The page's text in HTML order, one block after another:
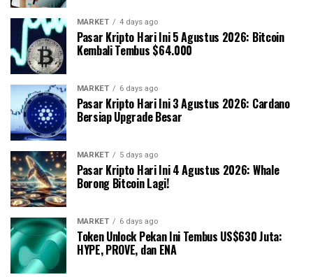
MARKET 4 days ago
Pasar Kripto Hari Ini 5 Agustus 2026: Bitcoin
Kembali Tembus $64.000
MARKET 6 days ago
Pasar Kripto Hari Ini 3 Agustus 2026: Cardano
Bersiap Upgrade Besar
MARKET 5 days ago
Pasar Kripto Hari Ini 4 Agustus 2026: Whale
Borong Bitcoin Lagi!
MARKET 6 days ago
Token Unlock Pekan Ini Tembus US$630 Juta:
HYPE, PROVE, dan ENA